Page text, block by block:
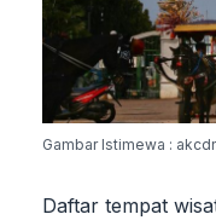
Gambar Istimewa :
Daftar tempat